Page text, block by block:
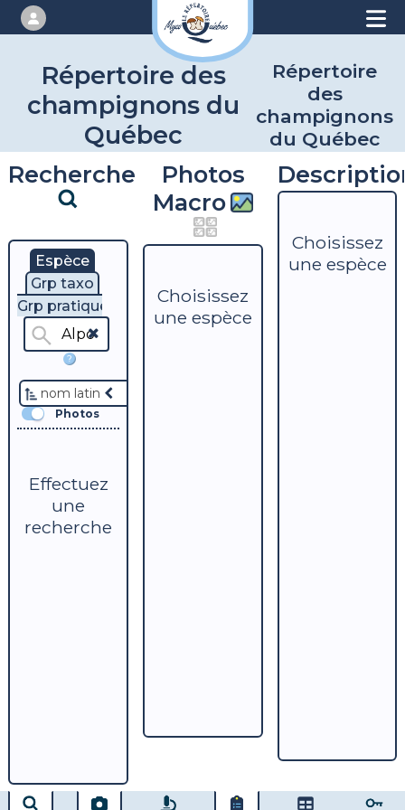
Répertoire des
champignons du
Québec
Répertoire
des
champignons
du Québec
Recherche
Espèce
Grp taxo
Grp pratique
?
nom latin
Photos
Effectuez
une
recherche
Photos
Macro
Choisissez
une espèce
Choisissez
une espèce